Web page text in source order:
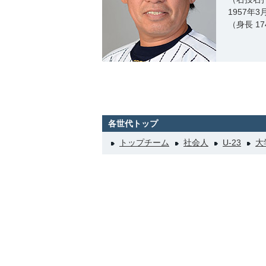
1957年3
（身長
各世代トップ
トップチーム
社会人 U-23 大